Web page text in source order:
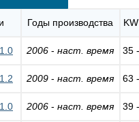
Годы производства KW
2006 -наст. время 35 -
2009 -наст. время 63 -
2006 -наст. время 39 -